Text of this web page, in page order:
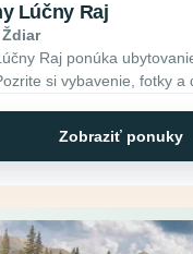
Lúčny Raj
Raj ponúka
si vybavenie, fotky a
Zobraziť ponuky